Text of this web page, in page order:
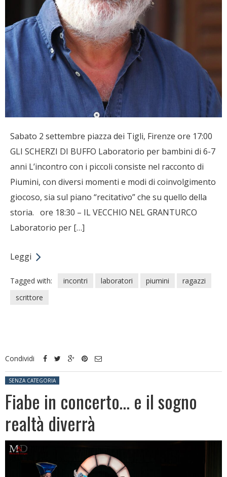
Sabato 2 settembre piazza dei Tigli, Firenze ore 17:00
GLI SCHERZI DI BUFFO Laboratorio per bambini di 6-7
anni L’incontro con i piccoli consiste nel racconto di
Piumini, con diversi momenti e modi di coinvolgimento
giocoso, sia sul piano “recitativo” che su quello della
storia. ore 18:30 – IL VECCHIO NEL GRANTURCO
Laboratorio per […]
Leggi
Tagged with: incontri laboratori piumini
ragazzi
scrittore
Condividi
Posted in:
SENZA CATEGORIA
Fiabe in concerto… e il sogno
realtà diverrà